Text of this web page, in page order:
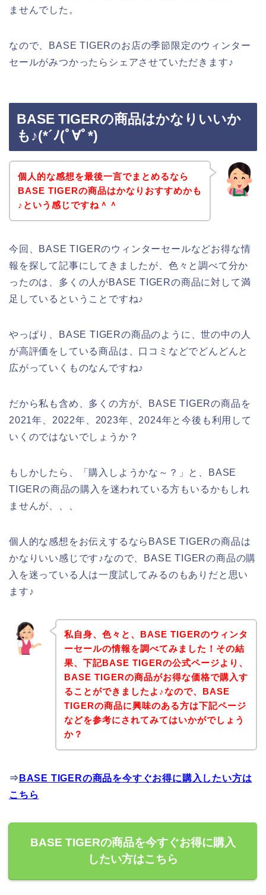
ませんでした。
なので、BASE TIGERのお店の季節限定のウィンター
セールがみつかったらシェアさせていただきます♪
BASE TIGERの商品はかなりいいか
も♪(*´ﾉ(ﾟ∀ﾟ*)
個人的な感想を最後一言でまとめるなら
BASE TIGERの商品はかなりおすすめかも
♪という感じですね＾＾
今回、BASE TIGERのウィンターセールなどお得な情
報を探して記事にしてきましたが、色々と調べて分か
ったのは、多くの人がBASE TIGERの商品に対して満
足しているということですね♪
やっぱり、BASE TIGERの商品のように、世の中の人
が高評価をしている商品は、口コミなどでどんどんと
広がっていくものなんですね♪
だから私も含め、多くの方が、BASE TIGERの商品を
2021年、2022年、2023年、2024年と今後も利用して
いくのではないでしょうか？
もしかしたら、「購入しようかな～？」と、BASE
TIGERの商品の購入を迷われている方もいるかもしれ
ませんが、、、
個人的な感想をお伝えするならBASE TIGERの商品は
かなりいい感じです♪なので、BASE TIGERの商品の購
入を迷っている人は一度試してみるのもありだと思い
ます♪
私自身、色々と、BASE TIGERのウィンタ
ーセールの情報を調べてみました！その結
果、下記BASE TIGERの公式ページより、
BASE TIGERの商品がお得な価格で購入す
ることができましたよ♪なので、BASE
TIGERの商品に興味のある方は下記ページ
などを参考にされてみてはいかがでしょう
か？
⇒ BASE TIGERの商品を今すぐお得に購入したい方は
こちら
BASE TIGERの商品を今すぐお得に購入
したい方はこちら